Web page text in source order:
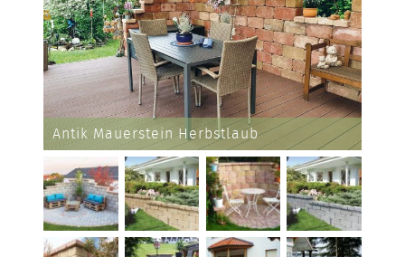
KONTAKT
SERVICE & NEUHEITEN
Antik Mauerstein Herbstlaub